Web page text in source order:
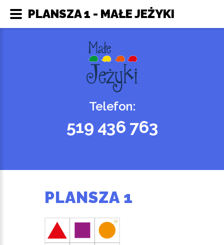
Telefon:
519 436 763
PLANSZA 1
PLANSZA 1 - MAŁE JEŻYKI